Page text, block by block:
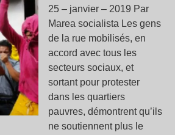
25 – janvier – 2019 Par
Marea socialista Les gens
de la rue mobilisés, en
accord avec tous les
secteurs sociaux, et
sortant pour protester
dans les quartiers
pauvres, démontrent qu’ils
ne soutiennent plus le